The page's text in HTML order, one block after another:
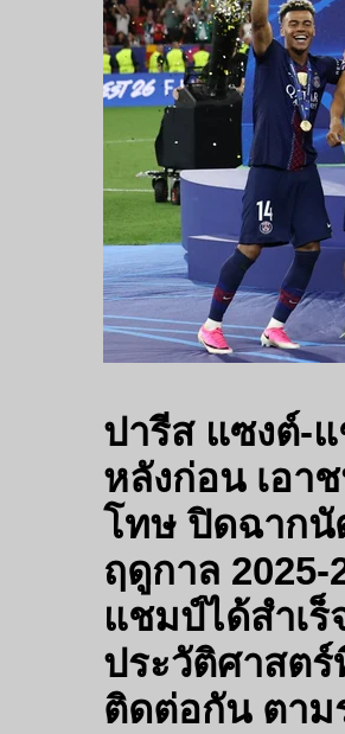
ปารีส แซงต์-
หลังก่อน เอา
โทษ ปิดฉากนั
ฤดูกาล
แชมป์ได้สำเ
ประวัติศาสต
ติดต่อกัน ตาม